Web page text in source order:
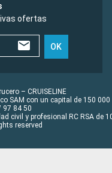
ofertas
OK
– CRUISELINE
SAM con un capital de 150 000
97 84 50
civil y profesional RC RSA de
reserved